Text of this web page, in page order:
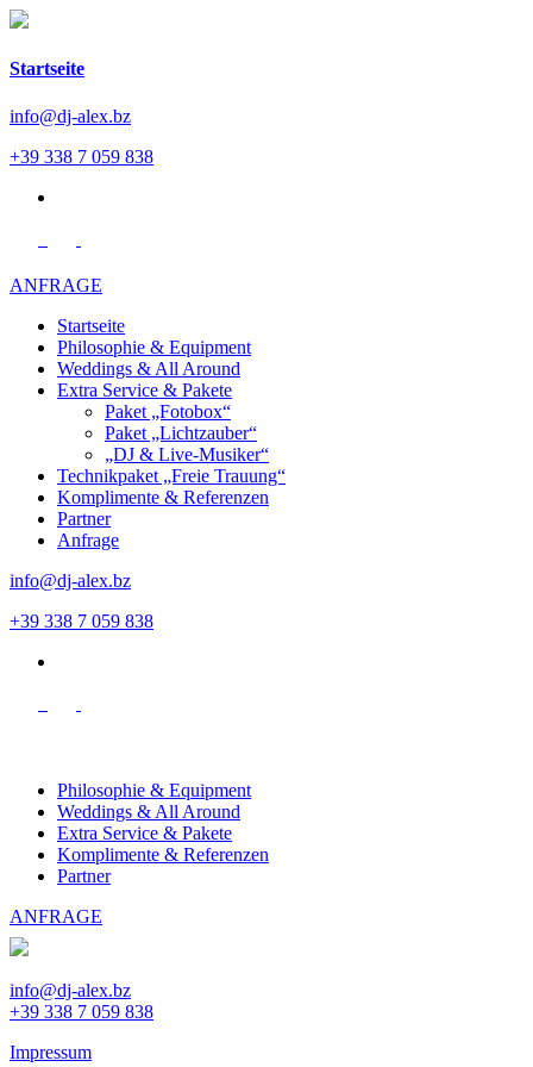
Startseite
info@dj-alex.bz
+39 338 7 059 838
ANFRAGE
Startseite
Philosophie & Equipment
Weddings & All Around
Extra Service & Pakete
Paket „Fotobox“
Paket „Lichtzauber“
„DJ & Live-Musiker“
Technikpaket „Freie Trauung“
Komplimente & Referenzen
Partner
Anfrage
info@dj-alex.bz
+39 338 7 059 838
Philosophie & Equipment
Weddings & All Around
Extra Service & Pakete
Komplimente & Referenzen
Partner
ANFRAGE
info@dj-alex.bz
+39 338 7 059 838
Impressum